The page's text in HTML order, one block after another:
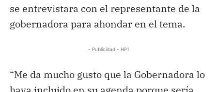
se entrevistara con el representante de la
gobernadora para ahondar en el tema.
- Publicidad - HP1
“Me da mucho gusto que la Gobernadora lo